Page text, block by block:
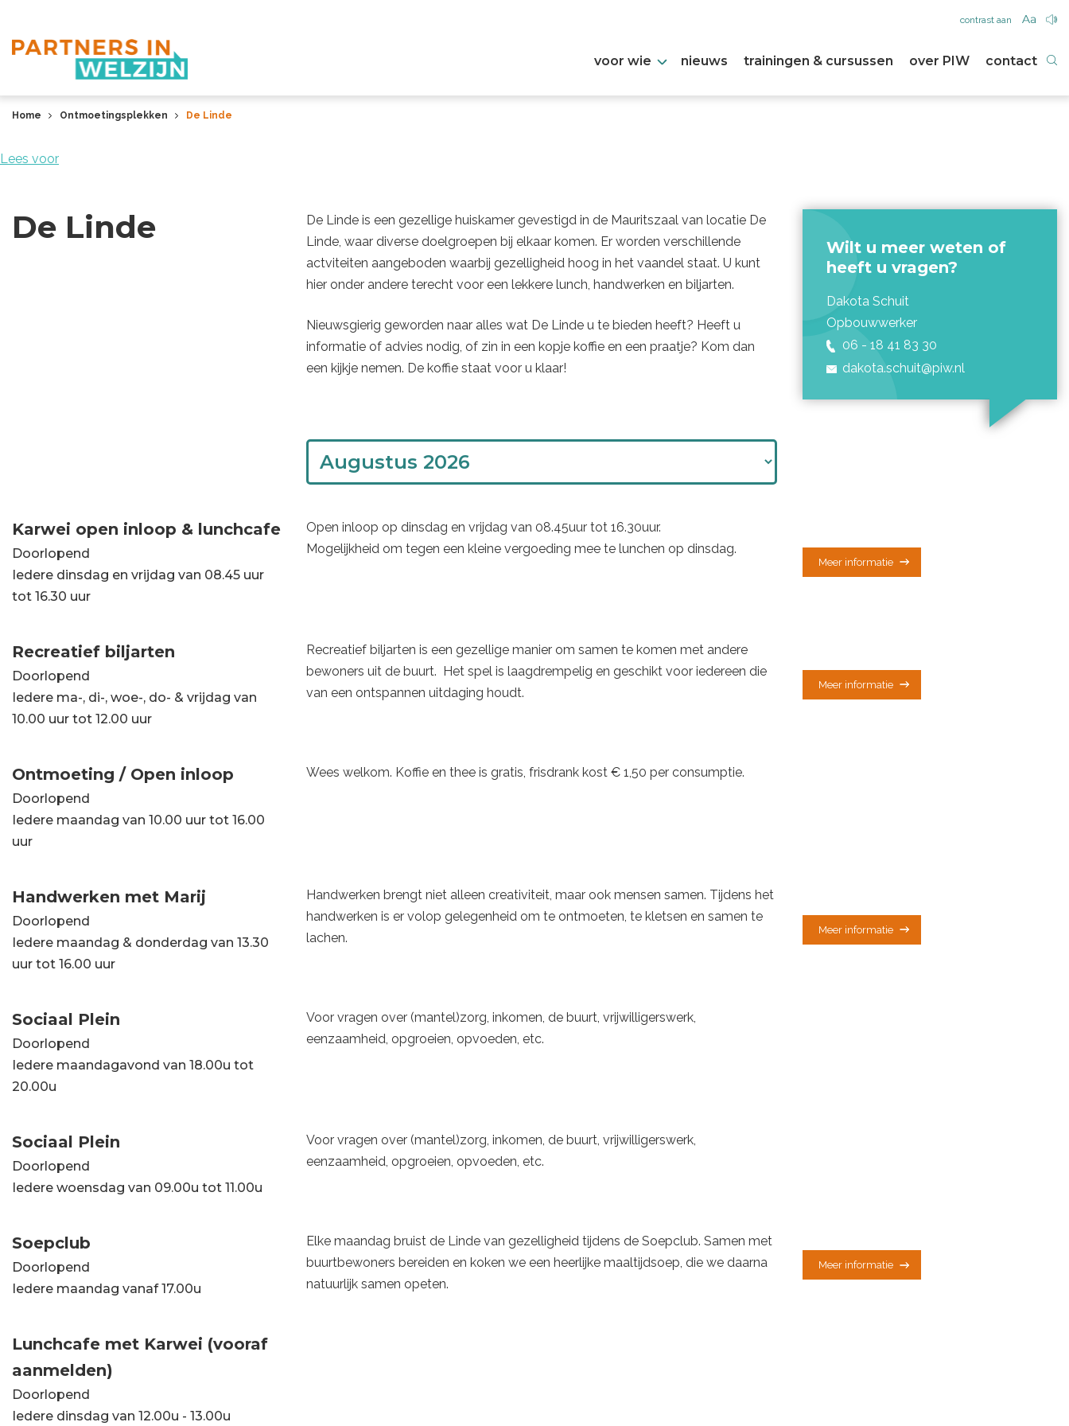
voor wie nieuws trainingen & cursussen over PIW contact
contrast aan
Home Ontmoetingsplekken De Linde
Lees voor
De Linde
De Linde is een gezellige huiskamer gevestigd in de Mauritszaal van locatie De
Linde, waar diverse doelgroepen bij elkaar komen. Er worden verschillende
actviteiten aangeboden waarbij gezelligheid hoog in het vaandel staat. U kunt
hier onder andere terecht voor een lekkere lunch, handwerken en biljarten.
Nieuwsgierig geworden naar alles wat De Linde u te bieden heeft? Heeft u
informatie of advies nodig, of zin in een kopje koffie en een praatje? Kom dan
een kijkje nemen. De koffie staat voor u klaar!
Wilt u meer weten of
heeft u vragen?
Dakota Schuit
Opbouwwerker
06 - 18 41 83 30
dakota.schuit@piw.nl
Karwei open inloop & lunchcafe
Doorlopend
Iedere dinsdag en vrijdag van 08.45 uur
tot 16.30 uur
Open inloop op dinsdag en vrijdag van 08.45uur tot 16.30uur.
Mogelijkheid om tegen een kleine vergoeding mee te lunchen op dinsdag.
Meer informatie
Recreatief biljarten
Doorlopend
Iedere ma-, di-, woe-, do- & vrijdag van
10.00 uur tot 12.00 uur
Recreatief biljarten is een gezellige manier om samen te komen met andere
bewoners uit de buurt. Het spel is laagdrempelig en geschikt voor iedereen die
van een ontspannen uitdaging houdt.
Meer informatie
Ontmoeting / Open inloop
Doorlopend
Iedere maandag van 10.00 uur tot 16.00
uur
Wees welkom. Koffie en thee is gratis, frisdrank kost € 1,50 per consumptie.
Handwerken met Marij
Doorlopend
Iedere maandag & donderdag van 13.30
uur tot 16.00 uur
Handwerken brengt niet alleen creativiteit, maar ook mensen samen. Tijdens het
handwerken is er volop gelegenheid om te ontmoeten, te kletsen en samen te
lachen.
Meer informatie
Sociaal Plein
Doorlopend
Iedere maandagavond van 18.00u tot
20.00u
Voor vragen over (mantel)zorg, inkomen, de buurt, vrijwilligerswerk,
eenzaamheid, opgroeien, opvoeden, etc.
Sociaal Plein
Doorlopend
Iedere woensdag van 09.00u tot 11.00u
Voor vragen over (mantel)zorg, inkomen, de buurt, vrijwilligerswerk,
eenzaamheid, opgroeien, opvoeden, etc.
Soepclub
Doorlopend
Iedere maandag vanaf 17.00u
Elke maandag bruist de Linde van gezelligheid tijdens de Soepclub. Samen met
buurtbewoners bereiden en koken we een heerlijke maaltijdsoep, die we daarna
natuurlijk samen opeten.
Meer informatie
Lunchcafe met Karwei (vooraf
aanmelden)
Doorlopend
Iedere dinsdag van 12.00u - 13.00u